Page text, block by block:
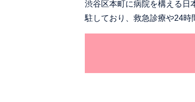
渋谷区本町に病院を構える日
駐しており、救急診療や24時